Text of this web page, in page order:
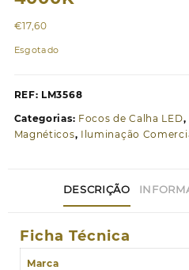
€17,60
Esgotado
REF: LM3568
Categorias: Focos de Calha LED,
Magnéticos, Iluminação
DESCRIÇÃO
Ficha Técnica
Marca